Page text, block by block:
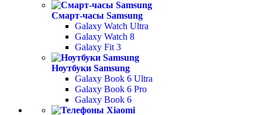
Смарт-часы Samsung
Galaxy Watch Ultra
Galaxy Watch 8
Galaxy Fit 3
Ноутбуки Samsung
Galaxy Book 6 Ultra
Galaxy Book 6 Pro
Galaxy Book 6